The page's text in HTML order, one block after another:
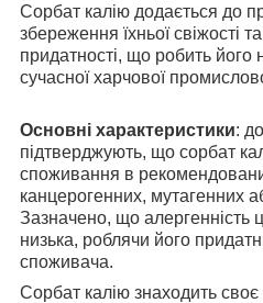
Сорбат калію додається до
збереження їхньої свіжості
придатності, що робить
сучасної харчової
Основні характеристики:
підтверджують, що сорбат
споживання в
канцерогенних, мутагенних
Зазначено, що алергенність
низька, роблячи його
споживача.
Сорбат калію знаходить своє